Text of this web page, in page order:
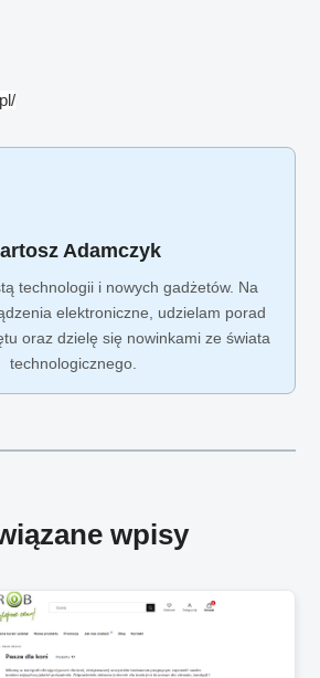
Adamczyk
technologii i nowych gadżetów. Na
elektroniczne, udzielam porad
oraz dzielę się nowinkami ze świata
technologicznego.
wpisy